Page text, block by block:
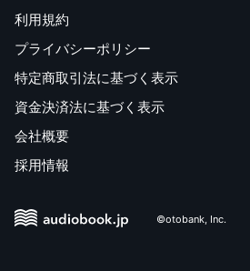
利用規約
プライバシーポリシー
特定商取引法に基づく表示
資金決済法に基づく表示
会社概要
採用情報
©otobank, Inc.